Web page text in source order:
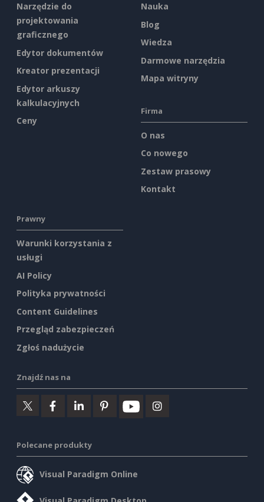
Narzędzie do
projektowania
graficznego
Edytor dokumentów
Kreator prezentacji
Edytor arkuszy
kalkulacyjnych
Ceny
Nauka
Blog
Wiedza
Darmowe narzędzia
Mapa witryny
Firma
O nas
Co nowego
Zestaw prasowy
Kontakt
Prawny
Warunki korzystania z
usługi
AI Policy
Polityka prywatności
Content Guidelines
Przegląd zabezpieczeń
Zgłoś nadużycie
Znajdź nas na
Polecane produkty
Visual Paradigm Online